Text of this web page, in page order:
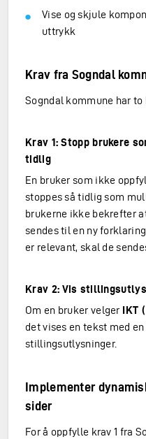
Vise og skjule
uttrykk
Krav fra Sogndal
Sogndal kommune har to
Krav 1: Stopp brukere
tidlig
En bruker som ikke
stoppes så tidlig som
brukerne ikke bekrefter
sendes til en ny
er relevant, skal de
Krav 2: Vis
Om en bruker velger IKT
det vises en tekst med
stillingsutlysninger.
Implementer
sider
For å oppfylle krav 1 fra